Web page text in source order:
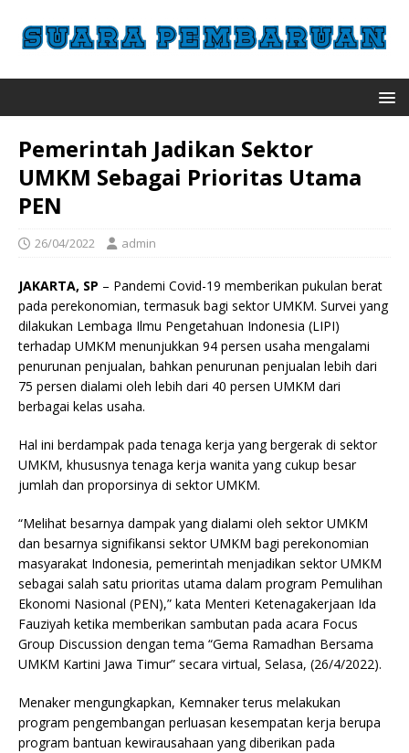
Pemerintah Jadikan Sektor
UMKM Sebagai Prioritas Utama
PEN
26/04/2022 admin
JAKARTA, SP – Pandemi Covid-19 memberikan pukulan berat
pada perekonomian, termasuk bagi sektor UMKM. Survei yang
dilakukan Lembaga Ilmu Pengetahuan Indonesia (LIPI)
terhadap UMKM menunjukkan 94 persen usaha mengalami
penurunan penjualan, bahkan penurunan penjualan lebih dari
75 persen dialami oleh lebih dari 40 persen UMKM dari
berbagai kelas usaha.
Hal ini berdampak pada tenaga kerja yang bergerak di sektor
UMKM, khususnya tenaga kerja wanita yang cukup besar
jumlah dan proporsinya di sektor UMKM.
“Melihat besarnya dampak yang dialami oleh sektor UMKM
dan besarnya signifikansi sektor UMKM bagi perekonomian
masyarakat Indonesia, pemerintah menjadikan sektor UMKM
sebagai salah satu prioritas utama dalam program Pemulihan
Ekonomi Nasional (PEN),” kata Menteri Ketenagakerjaan Ida
Fauziyah ketika memberikan sambutan pada acara Focus
Group Discussion dengan tema “Gema Ramadhan Bersama
UMKM Kartini Jawa Timur” secara virtual, Selasa, (26/4/2022).
Menaker mengungkapkan, Kemnaker terus melakukan
program pengembangan perluasan kesempatan kerja berupa
program bantuan kewirausahaan yang diberikan pada